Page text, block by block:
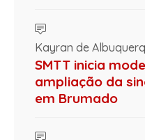
Kayran de
SMTT inicia
ampliação da
em Brumado